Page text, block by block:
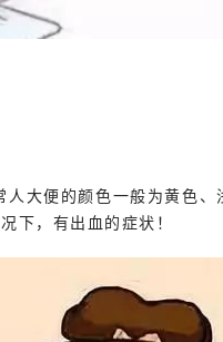
人大便的颜色一般为黄色、
下，有出血的症状！